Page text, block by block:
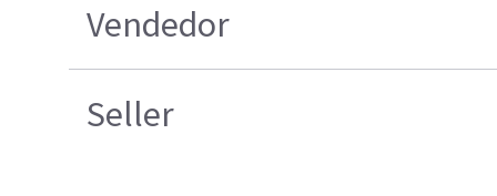
Vendedor
Seller